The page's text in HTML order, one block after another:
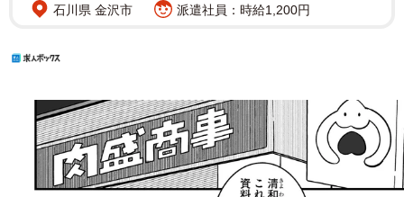
石川県 金沢市
派遣社員：時給1,200円